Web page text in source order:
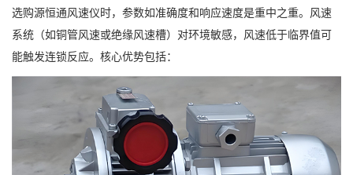
选购源恒通风速仪时，参数如准确度和响应速度是重中之重。风速
系统（如铜管风速或绝缘风速槽）对环境敏感，风速低于临界值可
能触发连锁反应。核心优势包括：